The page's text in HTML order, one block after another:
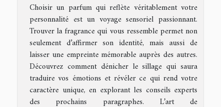
Choisir un parfum qui reflète véritablement votre
personnalité est un voyage sensoriel passionnant.
Trouver la fragrance qui vous ressemble permet non
seulement d’affirmer son identité, mais aussi de
laisser une empreinte mémorable auprès des autres.
Découvrez comment dénicher le sillage qui saura
traduire vos émotions et révéler ce qui rend votre
caractère unique, en explorant les conseils experts
des prochains paragraphes. L’art de